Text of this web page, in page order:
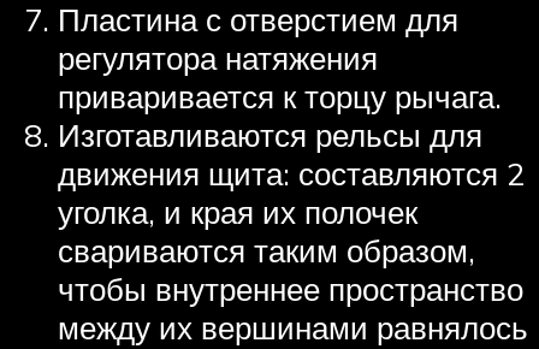
Пластина с отверстием для
регулятора натяжения
приваривается к торцу рычага.
Изготавливаются рельсы для
движения щита: составляются 2
уголка, и края их полочек
свариваются таким образом,
чтобы внутреннее пространство
между их вершинами равнялось